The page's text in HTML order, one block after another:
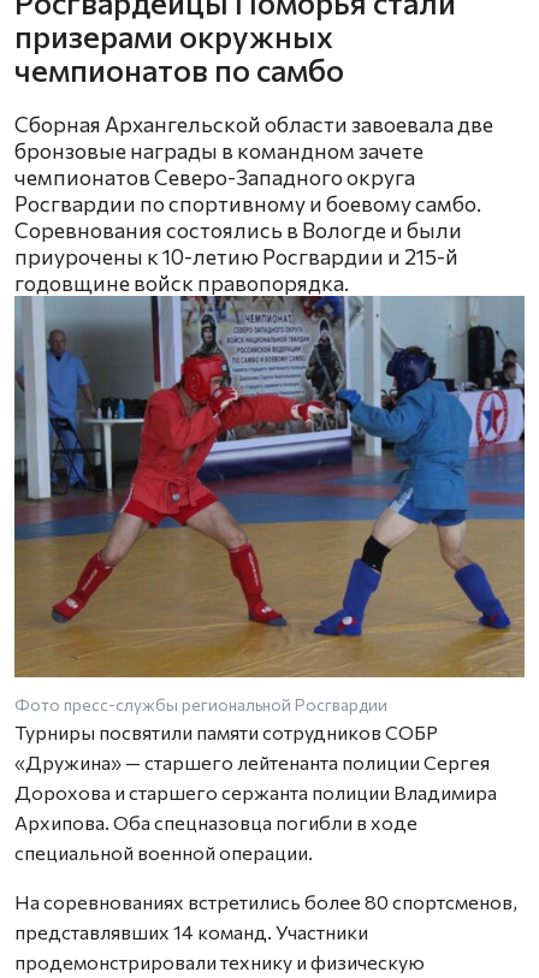
призерами окружных
чемпионатов по самбо
Сборная Архангельской области завоевала две
бронзовые награды в командном зачете
чемпионатов Северо-Западного округа
Росгвардии по спортивному и боевому самбо.
Соревнования состоялись в Вологде и были
приурочены к 10-летию Росгвардии и 215-й
годовщине войск правопорядка.
Фото пресс-службы региональной Росгвардии
Турниры посвятили памяти сотрудников СОБР
«Дружина» — старшего лейтенанта полиции Сергея
Дорохова и старшего сержанта полиции Владимира
Архипова. Оба спецназовца погибли в ходе
специальной военной операции.
На соревнованиях встретились более 80 спортсменов,
представлявших 14 команд. Участники
продемонстрировали технику и физическую